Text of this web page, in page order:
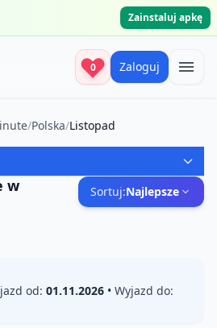
Zainstaluj apkę
0 Zaloguj
/Polska/Listopad
w
Sortuj:Najlepsze
od: 01.11.2026 • Wyjazd do: